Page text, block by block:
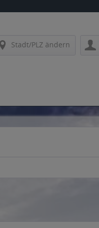
Stadt/PLZ ändern